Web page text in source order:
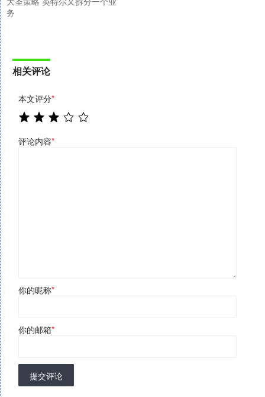
务
相关评论
本文评分*
评论内容*
你的昵称*
你的邮箱*
提交评论